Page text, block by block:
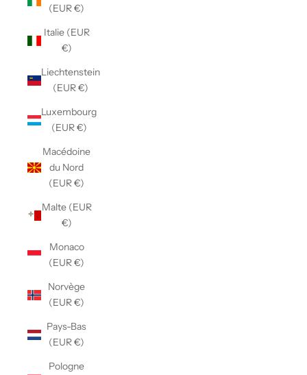
(EUR €)
Italie (EUR
€)
Liechtenstein
(EUR €)
Luxembourg
(EUR €)
Macédoine
du Nord
(EUR €)
Malte (EUR
€)
Monaco
(EUR €)
Norvège
(EUR €)
Pays-Bas
(EUR €)
Pologne